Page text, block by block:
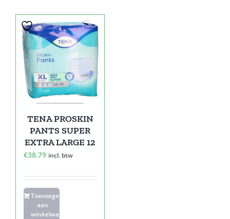
TENA PROSKIN
PANTS SUPER
EXTRA LARGE 12
€38,79 incl. btw
Toevoegen
aan
winkelwagen